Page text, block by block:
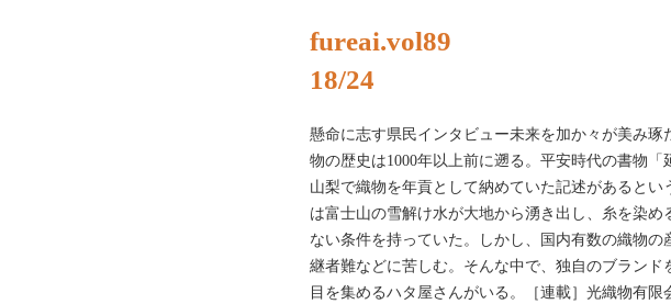
fureai.vol89
18/24
懸命に志す県民インタビュー未来を加か々が美み琢
物の歴史は1000年以上前に遡る。平安時代の書物「
山梨で織物を年貢として納めていた記述があるとい
は富士山の雪解け水が大地から湧き出し、糸を染め
ない条件を持っていた。しかし、国内有数の織物の
継者難などに苦しむ。そんな中で、独自のブランド
目を集めるハタ屋さんがいる。［連載］光織物有限